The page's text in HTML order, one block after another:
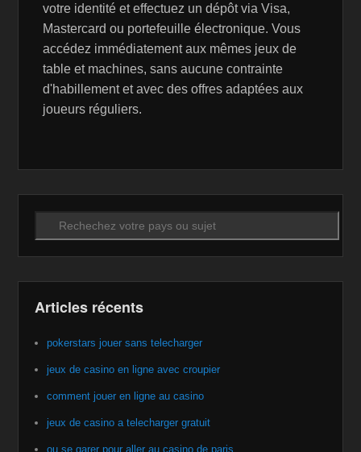
votre identité et effectuez un dépôt via Visa,
Mastercard ou portefeuille électronique. Vous
accédez immédiatement aux mêmes jeux de
table et machines, sans aucune contrainte
d'habillement et avec des offres adaptées aux
joueurs réguliers.
Recherche
Articles récents
pokerstars jouer sans telecharger
jeux de casino en ligne avec croupier
comment jouer en ligne au casino
jeux de casino a telecharger gratuit
ou se garer pour aller au casino de paris